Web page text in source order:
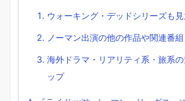
ウォーキング・デッドシリーズも
ノーマン出演の他の作品や関連番
海外ドラマ・リアリティ系・旅系
ップ